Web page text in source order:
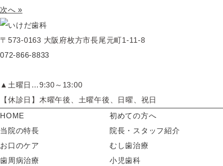
次へ »
〒573-0163 大阪府枚方市長尾元町1-11-8
072-866-8833
▲土曜日…9:30～13:00
【休診日】木曜午後、土曜午後、日曜、祝日
HOME
初めての方へ
当院の特長
院長・スタッフ紹介
お口のケア
むし歯治療
歯周病治療
小児歯科